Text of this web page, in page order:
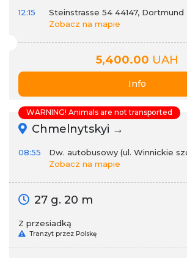
12:15
Steinstrasse 54 44147, Dortmund
Zobacz na mapie
5,400.00 UAH
Info
Chmelnytskyi →
08:55
Dw. autobusowy (ul. Winnickie
Zobacz na mapie
27 g. 20 m
Z przesiadką
Tranzyt przez Polskę
WARNING! Animals are not transported